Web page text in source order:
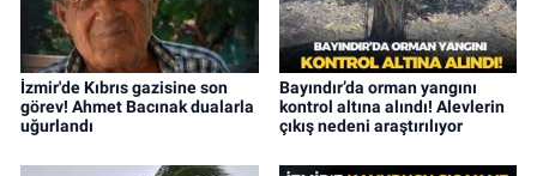
İzmir'de Kıbrıs gazisine son
görev! Ahmet Bacınak dualarla
uğurlandı
Bayındır’da orman yangını
kontrol altına alındı! Alevlerin
çıkış nedeni araştırılıyor